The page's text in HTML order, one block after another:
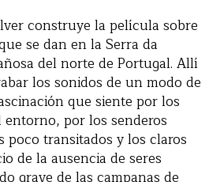
construye la película sobre
se dan en la Serra da
del norte de Portugal. Allí
los sonidos de un modo de
que siente por los
por los senderos
poco transitados y los claros
de la ausencia de seres